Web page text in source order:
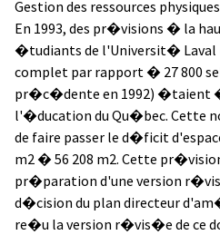
Gestion des ressources physiques
En 1993, des pr�visions � la
�tudiants de l'Universit� Laval
complet par rapport � 27 800
pr�c�dente en 1992) �taient
l'�ducation du Qu�bec. Cette
de faire passer le d�ficit
m2 � 56 208 m2. Cette
pr�paration d'une version
d�cision du plan directeur
re�u la version r�vis�e de ce